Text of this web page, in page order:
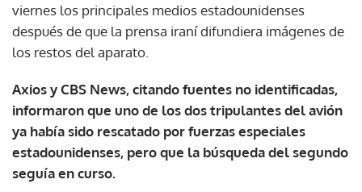
viernes los principales medios estadounidenses
después de que la prensa iraní difundiera imágenes de
los restos del aparato.
Axios y CBS News, citando fuentes no identificadas,
informaron que uno de los dos tripulantes del avión
ya había sido rescatado por fuerzas especiales
estadounidenses, pero que la búsqueda del segundo
seguía en curso.